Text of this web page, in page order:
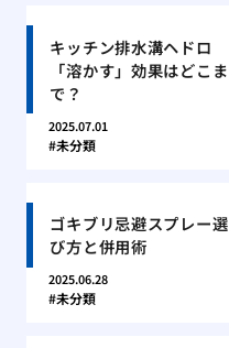
キッチン排水溝ヘドロ
「溶かす」効果はどこま
で？
2025.07.01
未分類
ゴキブリ忌避スプレー選
び方と併用術
2025.06.28
未分類